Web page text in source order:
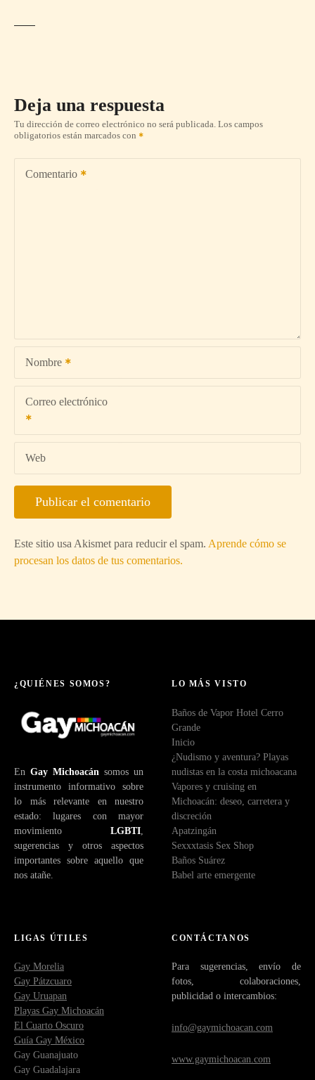
Deja una respuesta
Tu dirección de correo electrónico no será publicada. Los campos
obligatorios están marcados con
Comentario
Nombre
Correo electrónico
Web
Este sitio usa Akismet para reducir el spam. Aprende cómo se
procesan los datos de tus comentarios.
¿QUIÉNES SOMOS?
En Gay Michoacán somos un
instrumento informativo sobre
lo más relevante en nuestro
estado: lugares con mayor
movimiento LGBTI
sugerencias y otros aspectos
importantes sobre aquello que
nos atañe.
LO MÁS VISTO
Baños de Vapor Hotel Cerro
Grande
Inicio
¿Nudismo y aventura? Playas
nudistas en la costa michoacana
Vapores y cruising en
Michoacán: deseo, carretera y
discreción
Apatzingán
Sexxxtasis Sex Shop
Baños Suárez
Babel arte emergente
LIGAS ÚTILES
Gay Morelia
Gay Pátzcuaro
Gay Uruapan
Playas Gay Michoacán
El Cuarto Oscuro
Guía Gay México
Gay Guanajuato
Gay Guadalajara
CONTÁCTANOS
Para sugerencias, envío de
fotos, colaboraciones,
publicidad o intercambios:
info@gaymichoacan.com
www.gaymichoacan.com